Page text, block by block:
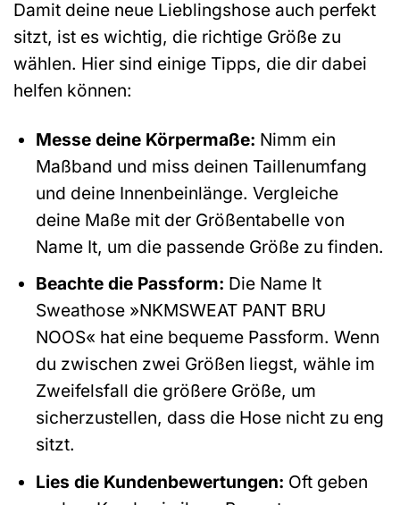
Damit deine neue Lieblingshose auch perfekt
sitzt, ist es wichtig, die richtige Größe zu
wählen. Hier sind einige Tipps, die dir dabei
helfen können:
Messe deine Körpermaße: Nimm ein
Maßband und miss deinen Taillenumfang
und deine Innenbeinlänge. Vergleiche
deine Maße mit der Größentabelle von
Name It, um die passende Größe zu finden.
Beachte die Passform: Die Name It
Sweathose »NKMSWEAT PANT BRU
NOOS« hat eine bequeme Passform. Wenn
du zwischen zwei Größen liegst, wähle im
Zweifelsfall die größere Größe, um
sicherzustellen, dass die Hose nicht zu eng
sitzt.
Lies die Kundenbewertungen: Oft geben